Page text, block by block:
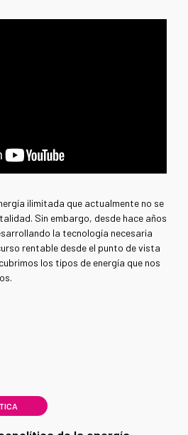
ilimitada que actualmente no se
Sin embargo, desde hace años
la tecnología necesaria
rentable desde el punto de vista
los tipos de energía que nos